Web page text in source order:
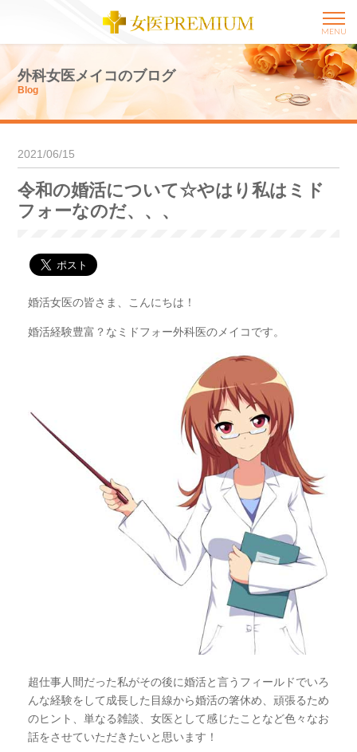
MENU
外科女医メイコのブログ
Blog
2021/06/15
令和の婚活について☆やはり私はミド
フォーなのだ、、、
婚活女医の皆さま、こんにちは！
婚活経験豊富？なミドフォー外科医のメイコです。
超仕事人間だった私がその後に婚活と言うフィールドでいろ
んな経験をして成長した目線から婚活の箸休め、頑張るため
のヒント、単なる雑談、女医として感じたことなど色々なお
話をさせていただきたいと思います！